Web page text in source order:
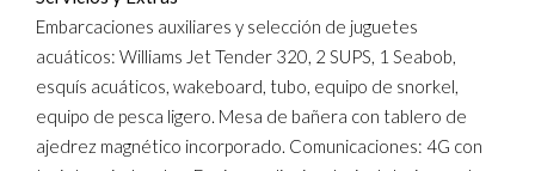
Embarcaciones auxiliares y selección de juguetes
acuáticos: Williams Jet Tender 320, 2 SUPS, 1 Seabob,
esquís acuáticos, wakeboard, tubo, equipo de snorkel,
equipo de pesca ligero. Mesa de bañera con tablero de
ajedrez magnético incorporado. Comunicaciones: 4G con